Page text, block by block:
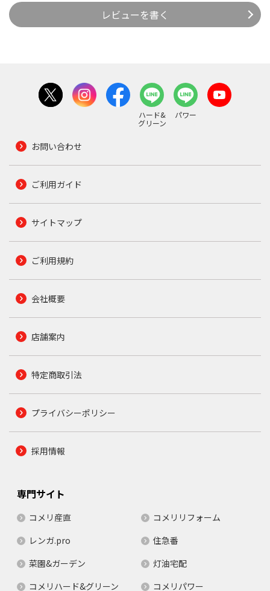
レビューを書く
ハード&
グリーン
パワー
お問い合わせ
ご利用ガイド
サイトマップ
ご利用規約
会社概要
店舗案内
特定商取引法
プライバシーポリシー
採用情報
専門サイト
コメリ産直
コメリリフォーム
レンガ.pro
住急番
菜園&ガーデン
灯油宅配
コメリハード&グリーン
コメリパワー